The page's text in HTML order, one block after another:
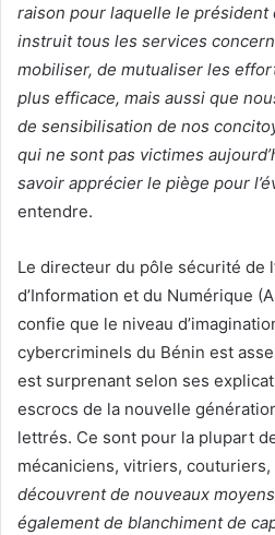
raison pour laquelle le président
instruit tous les services
mobiliser, de mutualiser les
plus efficace, mais aussi que
de sensibilisation de nos
qui ne sont pas victimes
savoir apprécier le piège pour
entendre.
Le directeur du pôle sécurité de
d’Information et du Numérique
confie que le niveau
cybercriminels du Bénin est
est surprenant selon ses
escrocs de la nouvelle
lettrés. Ce sont pour la plupart
mécaniciens, vitriers, couturiers,
découvrent de nouveaux
également de blanchiment de